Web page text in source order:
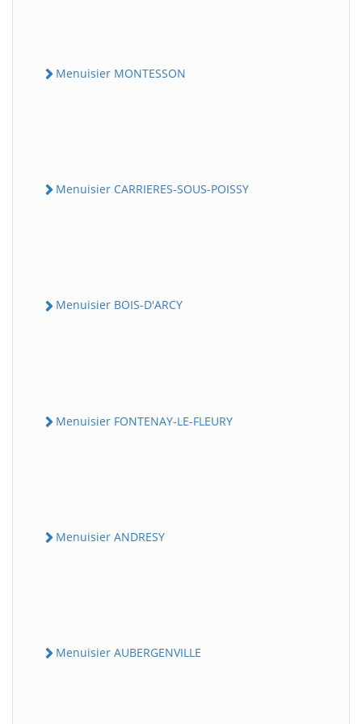
Menuisier MONTESSON
Menuisier CARRIERES-SOUS-POISSY
Menuisier BOIS-D'ARCY
Menuisier FONTENAY-LE-FLEURY
Menuisier ANDRESY
Menuisier AUBERGENVILLE